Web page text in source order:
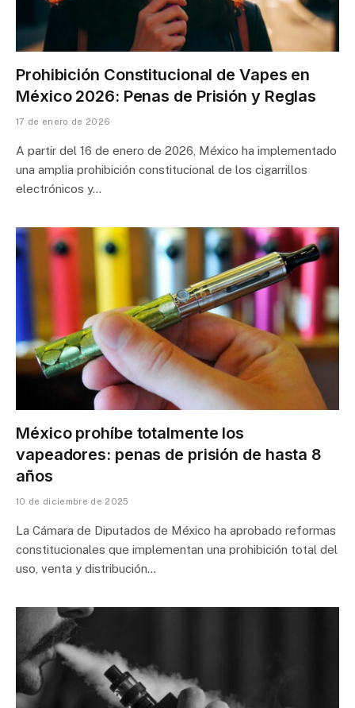
Prohibición Constitucional de Vapes en
México 2026: Penas de Prisión y Reglas
17 de enero de 2026
A partir del 16 de enero de 2026, México ha implementado
una amplia prohibición constitucional de los cigarrillos
electrónicos y…
México prohíbe totalmente los
vapeadores: penas de prisión de hasta 8
años
10 de diciembre de 2025
La Cámara de Diputados de México ha aprobado reformas
constitucionales que implementan una prohibición total del
uso, venta y distribución…